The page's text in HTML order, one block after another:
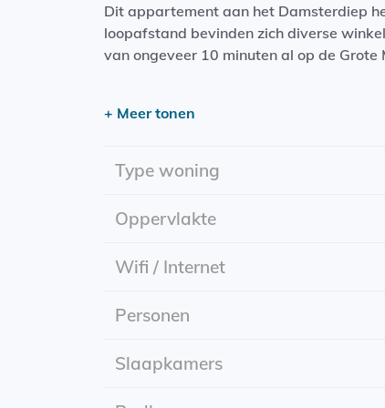
Dit appartement aan het Damsterdiep
loopafstand bevinden zich diverse
van ongeveer 10 minuten al op de Grote
Keuken voorzien van een vaatwasser,
Grote raampartijen die zorgen voor veel
1 slaapkamer
Beschikbaar vanaf: 1 juli
Huurprijs: Inclusief gas, water, elektra en
+ Meer tonen
Type woning
Oppervlakte
Wifi / Internet
Personen
Slaapkamers